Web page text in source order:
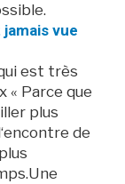
vue
est très
« Parce que
plus
de